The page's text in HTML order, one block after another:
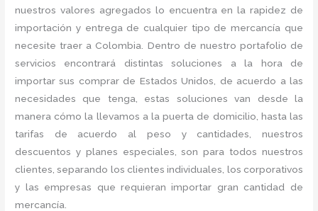
nuestros valores agregados lo encuentra en la rapidez de
importación y entrega de cualquier tipo de mercancía que
necesite traer a Colombia. Dentro de nuestro portafolio de
servicios encontrará distintas soluciones a la hora de
importar sus comprar de Estados Unidos, de acuerdo a las
necesidades que tenga, estas soluciones van desde la
manera cómo la llevamos a la puerta de domicilio, hasta las
tarifas de acuerdo al peso y cantidades, nuestros
descuentos y planes especiales, son para todos nuestros
clientes, separando los clientes individuales, los corporativos
y las empresas que requieran importar gran cantidad de
mercancía.